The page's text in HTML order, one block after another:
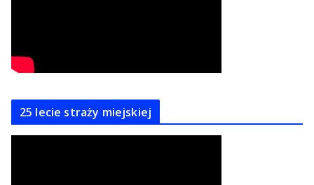
25 lecie straży miejskiej